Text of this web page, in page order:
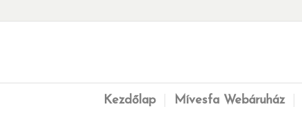
Kezdőlap Mívesfa Webáruház